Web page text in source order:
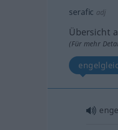
serafic adj
Übersicht
(Für mehr